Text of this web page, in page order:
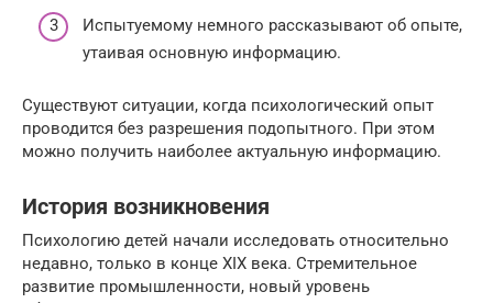
Испытуемому немного рассказывают об опыте,
утаивая основную информацию.
Существуют ситуации, когда психологический опыт
проводится без разрешения подопытного. При этом
можно получить наиболее актуальную информацию.
История возникновения
Психологию детей начали исследовать относительно
недавно, только в конце XIX века. Стремительное
развитие промышленности, новый уровень